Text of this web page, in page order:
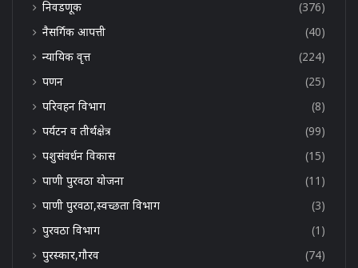
निवडणूक
(376)
नैसर्गिक आपत्ती
(40)
न्यायिक वृत्त
(224)
पणन
(25)
परिवहन विभाग
(8)
पर्यटन व तीर्थक्षेत्र
(99)
पशुसंवर्धन विकास
(15)
पाणी पुरवठा योजना
(11)
पाणी पुरवठा,स्वच्छता विभाग
(3)
पुरवठा विभाग
(1)
पुरस्कार,गौरव
(74)